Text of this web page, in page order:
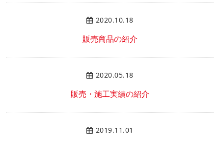
2020.10.18
販売商品の紹介
2020.05.18
販売・施工実績の紹介
2019.11.01